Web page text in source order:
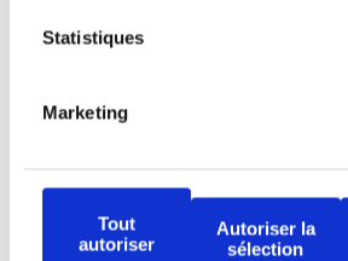
Statistiques
Marketing
Tout
autoriser
Autoriser la
sélection